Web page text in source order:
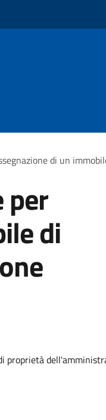
di un
per
di
proprietà